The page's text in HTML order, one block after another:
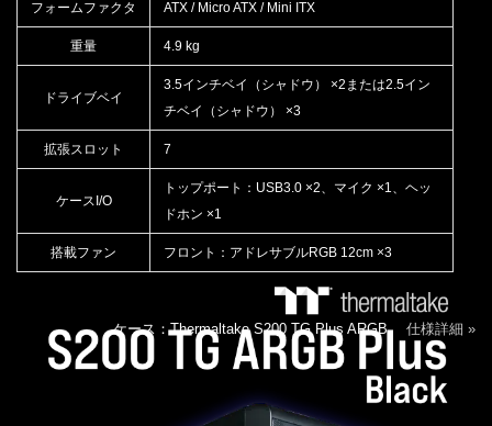
フォームファクタ ATX / Micro ATX / Mini ITX
重量 4.9 kg
ドライブベイ
3.5インチベイ（シャドウ） ×2または2.5イン
チベイ（シャドウ） ×3
拡張スロット 7
ケースI/O
トップポート：USB3.0 ×2、マイク ×1、ヘッ
ドホン ×1
搭載ファン フロント：アドレサブルRGB 12cm ×3
ケース：Thermaltake S200 TG Plus ARGB 仕様詳細 »